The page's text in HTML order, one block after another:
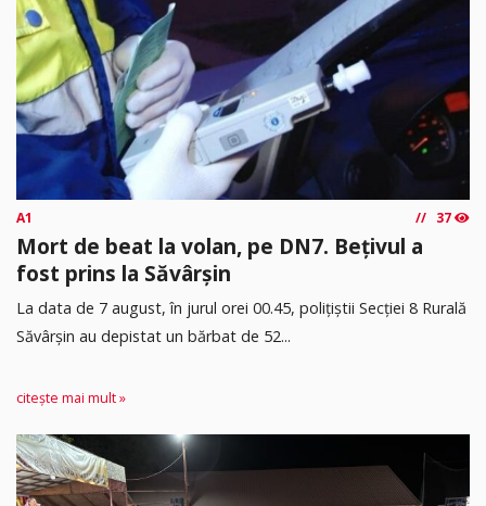
A1 37
Mort de beat la volan, pe DN7. Bețivul a
fost prins la Săvârșin
​La data de 7 august, în jurul orei 00.45, polițiștii Secției 8 Rurală
Săvârșin au depistat un bărbat de 52...
citește mai mult »